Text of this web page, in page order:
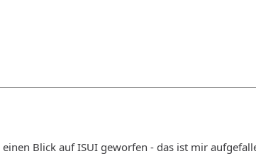
Blick auf ISUI geworfen - das ist mir